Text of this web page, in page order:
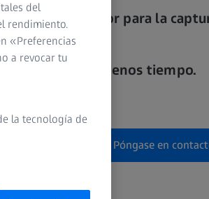
del detector para la
alto contraste.
alta calidad en menos tiempo.
Póngase en
del
rendimiento.
«Preferencias
a revocar tu
la tecnología de